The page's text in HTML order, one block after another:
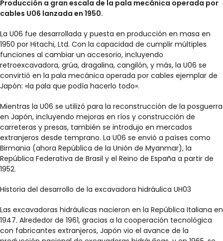
Producción a gran escala de la pala mecánica operada por
cables U06 lanzada en 1950.
La U06 fue desarrollada y puesta en producción en masa en
1950 por Hitachi, Ltd. Con la capacidad de cumplir múltiples
funciones al cambiar un accesorio, incluyendo
retroexcavadora, grúa, dragalina, cangilón, y más, la U06 se
convirtió en la pala mecánica operada por cables ejemplar de
Japón: «la pala que podía hacerlo todo».
Mientras la U06 se utilizó para la reconstrucción de la posguerra
en Japón, incluyendo mejoras en ríos y construcción de
carreteras y presas, también se introdujo en mercados
extranjeros desde temprano. La U06 se envió a países como
Birmania (ahora República de la Unión de Myanmar), la
República Federativa de Brasil y el Reino de España a partir de
1952.
Historia del desarrollo de la excavadora hidráulica UH03
Las excavadoras hidráulicas nacieron en la República Italiana en
1947. Alrededor de 1961, gracias a la cooperación tecnológica
con fabricantes extranjeros, Japón vio el avance de la